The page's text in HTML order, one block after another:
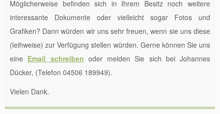
Möglicherweise befinden sich in Ihrem Besitz noch weitere
interessante Dokumente oder vielleicht sogar Fotos und
Grafiken? Dann würden wir uns sehr freuen, wenn sie uns diese
(leihweise) zur Verfügung stellen würden. Gerne können Sie uns
eine Email schreiben oder melden Sie sich bei Johannes
Dücker, (Telefon 04506 189949).
Vielen Dank.